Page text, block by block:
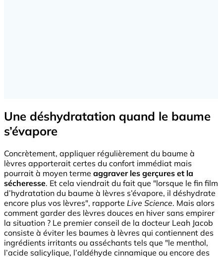
Une déshydratation quand le baume
s’évapore
Concrètement, appliquer régulièrement du baume à
lèvres apporterait certes du confort immédiat mais
pourrait à moyen terme aggraver les gerçures et la
sécheresse. Et cela viendrait du fait que "lorsque le fin film
d’hydratation du baume à lèvres s’évapore, il déshydrate
encore plus vos lèvres", rapporte Live Science. Mais alors
comment garder des lèvres douces en hiver sans empirer
la situation ? Le premier conseil de la docteur Leah Jacob
consiste à éviter les baumes à lèvres qui contiennent des
ingrédients irritants ou asséchants tels que "le menthol,
l’acide salicylique, l’aldéhyde cinnamique ou encore des